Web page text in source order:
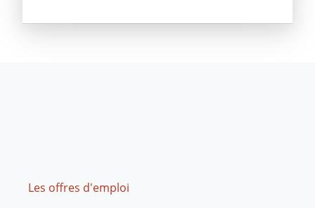
Footer
Les offres d'emploi